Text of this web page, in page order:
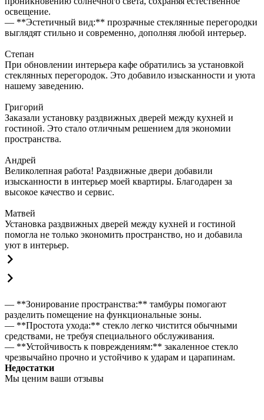
освещение.
— **Эстетичный вид:** прозрачные стеклянные перегородки
выглядят стильно и современно, дополняя любой интерьер.
Степан
При обновлении интерьера кафе обратились за установкой
стеклянных перегородок. Это добавило изысканности и уюта
нашему заведению.
Григорий
Заказали установку раздвижных дверей между кухней и
гостиной. Это стало отличным решением для экономии
пространства.
Андрей
Великолепная работа! Раздвижные двери добавили
изысканности в интерьер моей квартиры. Благодарен за
высокое качество и сервис.
Матвей
Установка раздвижных дверей между кухней и гостиной
помогла не только экономить пространство, но и добавила
уют в интерьер.
— **Зонирование пространства:** тамбуры помогают
разделить помещение на функциональные зоны.
— **Простота ухода:** стекло легко чистится обычными
средствами, не требуя специального обслуживания.
— **Устойчивость к повреждениям:** закаленное стекло
чрезвычайно прочно и устойчиво к ударам и царапинам.
Недостатки
Мы ценим ваши отзывы